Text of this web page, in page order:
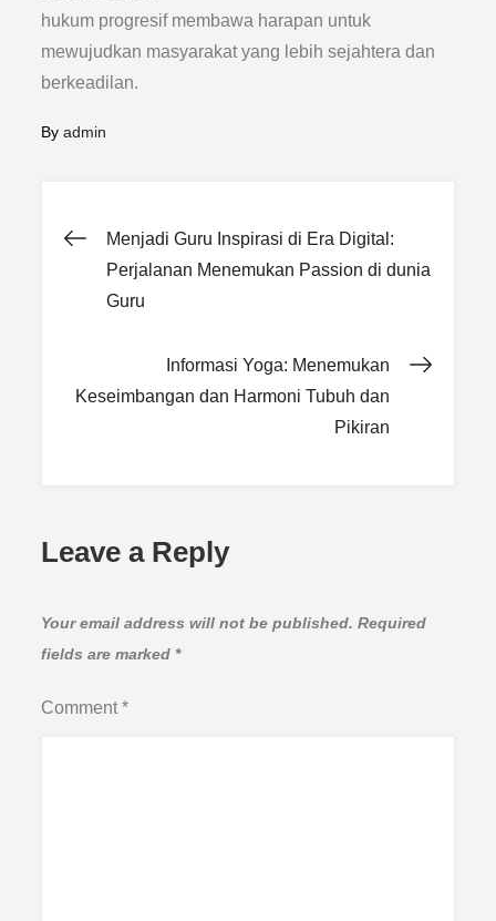
hukum progresif membawa harapan untuk
mewujudkan masyarakat yang lebih sejahtera dan
berkeadilan.
Byadmin
Post
navigation
Menjadi Guru Inspirasi di Era Digital:
Perjalanan Menemukan Passion di dunia
Guru
Informasi Yoga: Menemukan
Keseimbangan dan Harmoni Tubuh dan
Pikiran
Leave a Reply
Your email address will not be published. Required
fields are marked *
Comment*